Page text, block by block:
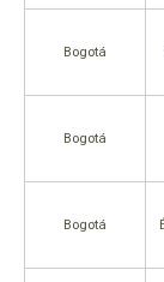
Bogotá
Bogotá
Bogotá